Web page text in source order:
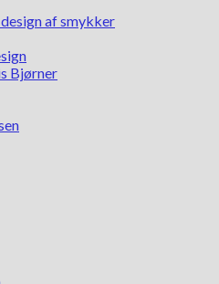
af smykker
Bjørner